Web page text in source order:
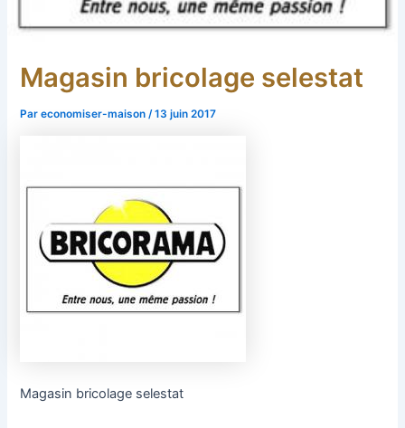
Magasin bricolage selestat
Pareconomiser-maison/13 juin 2017
Magasin bricolage selestat